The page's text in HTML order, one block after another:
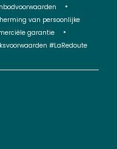
van persoonlijke
garantie
#LaRedoute